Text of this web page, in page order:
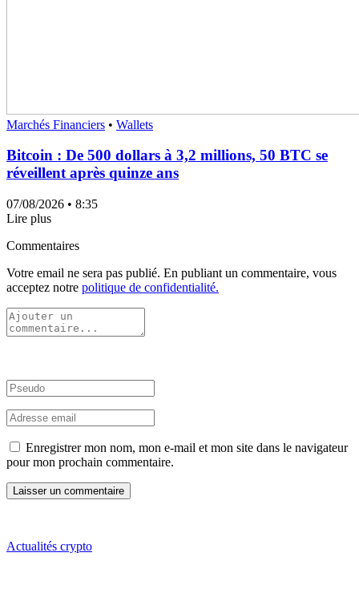
Marchés Financiers • Wallets
Bitcoin : De 500 dollars à 3,2 millions, 50 BTC se
réveillent après quinze ans
07/08/2026 • 8:35
Lire plus
Commentaires
Votre email ne sera pas publié. En publiant un commentaire, vous
acceptez notre politique de confidentialité.
Enregistrer mon nom, mon e-mail et mon site dans le navigateur
pour mon prochain commentaire.
Actualités crypto